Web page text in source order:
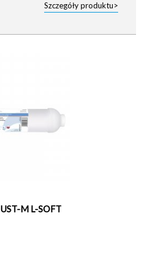
Szczegóły produktu>
M L-SOFT